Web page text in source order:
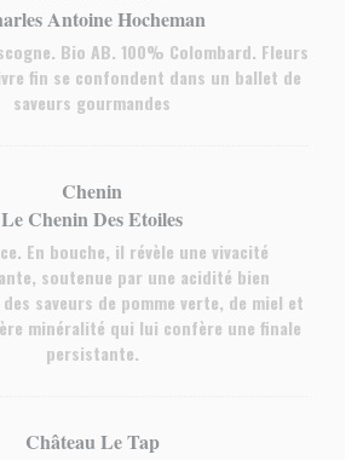
Antoine Hocheman
Bio AB. 100% Colombard. Fleurs
fin se confondent dans un ballet de
saveurs gourmandes
Chenin
Le Chenin Des Etoiles
En bouche, il révèle une vivacité
soutenue par une acidité bien
saveurs de pomme verte, de miel et
minéralité qui lui confère une finale
persistante.
Château Le Tap